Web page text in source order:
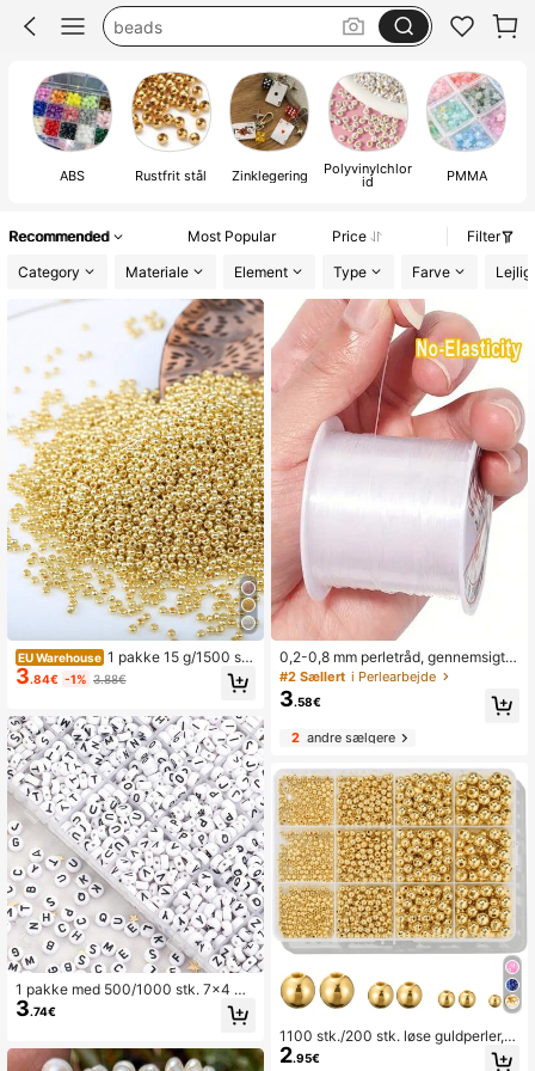
perler til armbånd
perler
ABS Rustfrit stål Zinklegering Polyvinylchlor
id PMMA
Recommended Most Popular Price
Filter
Category
Materiale Element Type Farve
EU Warehouse 1 pakke 15 g/1500 st
k. 2 mm ensartede højkvalitets glas
perler til gør-det-selv smykkefrems
3.84€ -1% 3.88€
1 pakke med 500/1000 stk. 7x4 m
m hvide runde alfabetbogstav løse
akrylafstandsperler til gør-det-selv
lling
3.74€
0,2-0,8 mm perletråd, gennemsigtig
ikke-elastisk nylonsnor, engros smy
kkefremstillingsudstyr
#2 Sællert i Perlearbejde
3.58€
2andre sælgere
1100 stk./200 stk. løse guldperler, g
latte runde perler, 3/4/6/8 mm, guld
2.95€